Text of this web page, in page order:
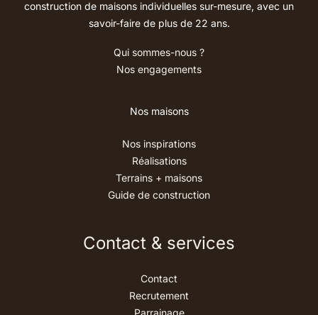
construction de maisons individuelles sur-mesure, avec un
savoir-faire de plus de 22 ans.
Qui sommes-nous ?
Nos engagements
Nos maisons
Nos inspirations
Réalisations
Terrains + maisons
Guide de construction
Contact & services
Contact
Recrutement